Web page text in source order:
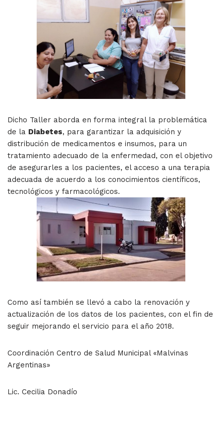
Dicho Taller aborda en forma integral la problemática
de la Diabetes, para garantizar la adquisición y
distribución de medicamentos e insumos, para un
tratamiento adecuado de la enfermedad, con el objetivo
de asegurarles a los pacientes, el acceso a una terapia
adecuada de acuerdo a los conocimientos científicos,
tecnológicos y farmacológicos.
Como así también se llevó a cabo la renovación y
actualización de los datos de los pacientes, con el fin de
seguir mejorando el servicio para el año 2018.
Coordinación Centro de Salud Municipal «Malvinas
Argentinas»
Lic. Cecilia Donadío